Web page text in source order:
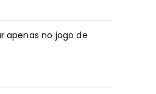
apenas no jogo de